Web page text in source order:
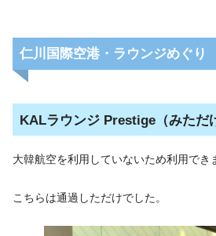
仁川国際空港・ラウンジめぐり
KALラウンジ Prestige（みただ
大韓航空を利用していないため利用でき
こちらは通過しただけでした。